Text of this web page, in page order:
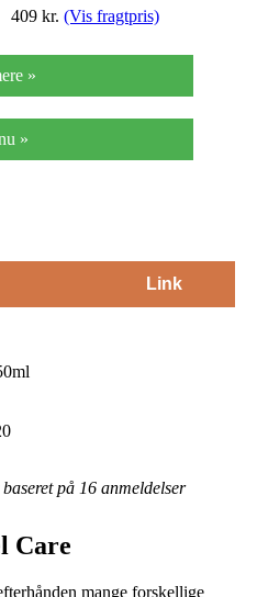
409 kr. (Vis fragtpris)
»
»
Link
på 16 anmeldelser
Care
mange forskellige